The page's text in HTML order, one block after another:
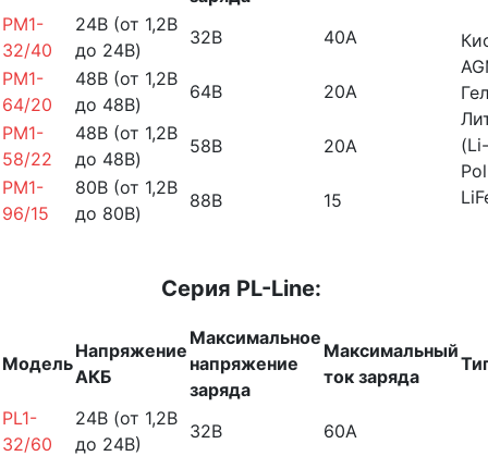
PM1-
32/40
24B (от 1,2В
до 24В)
32В 40А
PM1-
64/20
48B (от 1,2В
до 48В)
64В
20А
PM1-
58/22
48B (от 1,2В
до 48В)
58В
20А
PM1-
96/15
80B (от 1,2В
до 80В)
88В 15
Серия PL-Line:
Модель
Напряжение
АКБ
Максимальное
напряжение
заряда
Максимальный
ток заряда
PL1-
32/60
24В (от 1,2В
до 24В)
32В 60А